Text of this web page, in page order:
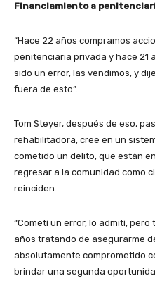
Financiamiento a
“Hace 22 años compramos
penitenciaria privada y hace 21
sido un error, las vendimos, y
fuera de esto”.
Tom Steyer, después de eso,
rehabilitadora, cree en un
cometido un delito, que están
regresar a la comunidad como
reinciden.
“Cometí un error, lo admití,
años tratando de asegurarme
absolutamente comprometido
brindar una segunda